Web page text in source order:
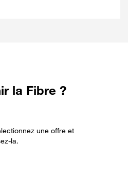
la Fibre ?
une offre et
la.